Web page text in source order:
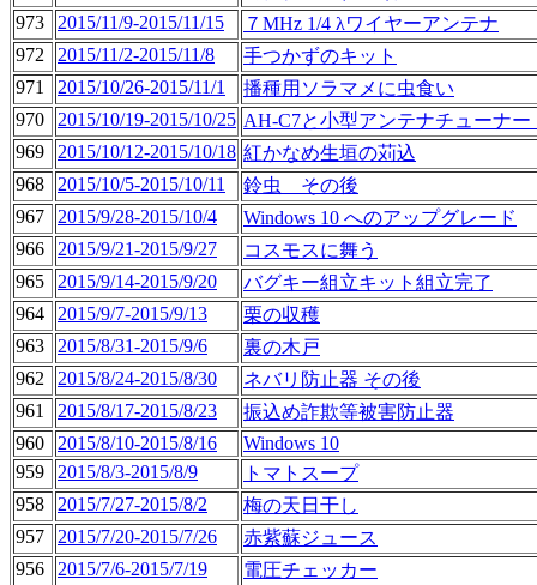
973
2015/11/9-2015/11/15
７MHz 1/4 λワイヤーアンテナ
972
2015/11/2-2015/11/8
手つかずのキット
971
2015/10/26-2015/11/1
播種用ソラマメに虫食い
970
2015/10/19-2015/10/25 AH-C7と小型アンテナチューナー
969
2015/10/12-2015/10/18 紅かなめ生垣の苅込
968
2015/10/5-2015/10/11
鈴虫 その後
967
2015/9/28-2015/10/4
Windows 10 へのアップグレード
966
2015/9/21-2015/9/27
コスモスに舞う
965
2015/9/14-2015/9/20
バグキー組立キット組立完了
964
2015/9/7-2015/9/13
栗の収穫
963
2015/8/31-2015/9/6
裏の木戸
962
2015/8/24-2015/8/30
ネバリ防止器 その後
961
2015/8/17-2015/8/23
振込め詐欺等被害防止器
960
2015/8/10-2015/8/16
Windows 10
959
2015/8/3-2015/8/9
トマトスープ
958
2015/7/27-2015/8/2
梅の天日干し
957
2015/7/20-2015/7/26
赤紫蘇ジュース
956
2015/7/6-2015/7/19
電圧チェッカー